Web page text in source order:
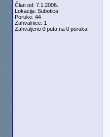
Član od: 7.1.2006.
Lokacija: Subotica
Poruke: 44
Zahvalnice: 1
Zahvaljeno 0 puta na 0 poruka